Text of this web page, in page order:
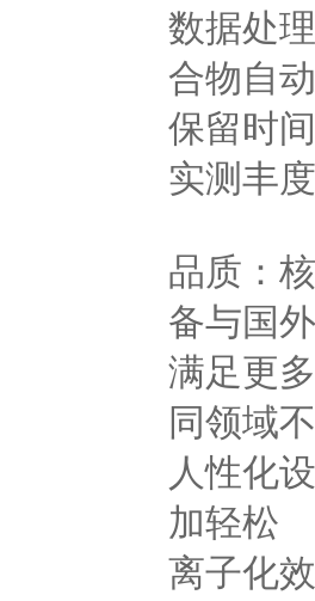
数据处
合物自
保留时
实测丰
品质：
备与国
满足更
同领域
人性化
加轻松
离子化